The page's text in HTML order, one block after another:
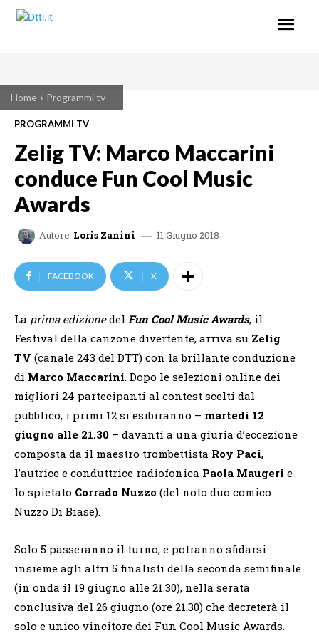
Home Programmi tv
PROGRAMMI TV
Zelig TV: Marco Maccarini
conduce Fun Cool Music
Awards
Autore Loris Zanini 11 Giugno 2018
FACEBOOK X
La prima edizionedel Fun Cool Music Awards, il
Festival della canzone divertente, arriva su Zelig
TV (canale 243 del DTT) con la brillante conduzione
di Marco Maccarini. Dopo le selezioni online dei
migliori 24 partecipanti al contest scelti dal
pubblico, i primi 12 si esibiranno – martedì 12
giugno alle 21.30 – davanti a una giuria d’eccezione
composta da il maestro trombettista Roy Paci,
l’autrice e conduttrice radiofonica Paola Maugeri e
lo spietato Corrado Nuzzo (del noto duo comico
Nuzzo Di Biase).
Solo 5 passeranno il turno, e potranno sfidarsi
insieme agli altri 5 finalisti della seconda semifinale
(in onda il 19 giugno alle 21.30), nella serata
conclusiva del 26 giugno (ore 21.30) che decreterà il
solo e unico vincitore dei Fun Cool Music Awards.